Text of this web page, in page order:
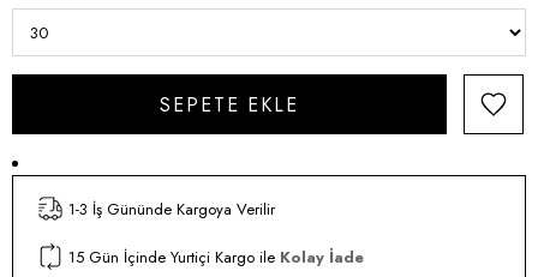
1-3 İş Gününde Kargoya Verilir
15 Gün İçinde Yurtiçi Kargo ile Kolay İade